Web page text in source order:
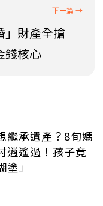
」財產全搶
錢核心
繼承遺產？8旬媽
逍遙過！孩子竟
」